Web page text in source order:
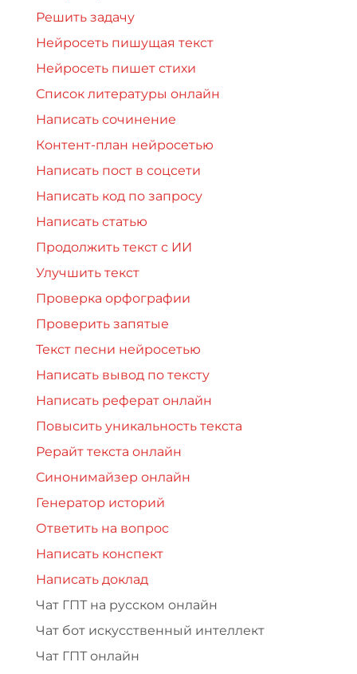
Решить задачу
Нейросеть пишущая текст
Нейросеть пишет стихи
Список литературы онлайн
Написать сочинение
Контент-план нейросетью
Написать пост в соцсети
Написать код по запросу
Написать статью
Продолжить текст с ИИ
Улучшить текст
Проверка орфографии
Проверить запятые
Текст песни нейросетью
Написать вывод по тексту
Написать реферат онлайн
Повысить уникальность текста
Рерайт текста онлайн
Синонимайзер онлайн
Генератор историй
Ответить на вопрос
Написать конспект
Написать доклад
Чат ГПТ на русском онлайн
Чат бот искусственный интеллект
Чат ГПТ онлайн